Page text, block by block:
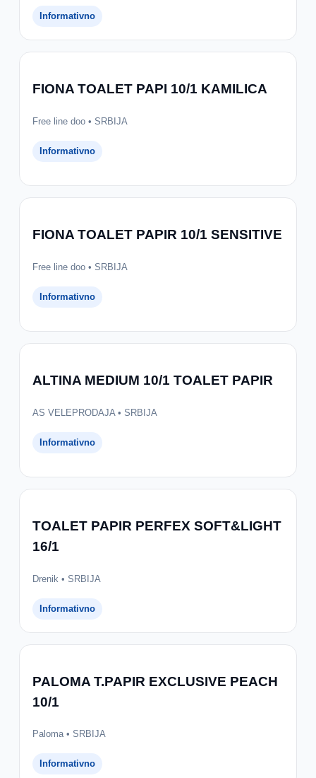
Informativno
FIONA TOALET PAPI 10/1 KAMILICA
Free line doo • SRBIJA
Informativno
FIONA TOALET PAPIR 10/1 SENSITIVE
Free line doo • SRBIJA
Informativno
ALTINA MEDIUM 10/1 TOALET PAPIR
AS VELEPRODAJA • SRBIJA
Informativno
TOALET PAPIR PERFEX SOFT&LIGHT
16/1
Drenik • SRBIJA
Informativno
PALOMA T.PAPIR EXCLUSIVE PEACH
10/1
Paloma • SRBIJA
Informativno